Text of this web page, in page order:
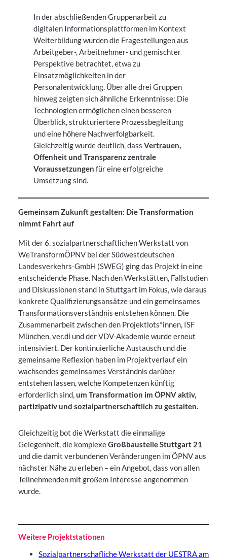
In der abschließenden Gruppenarbeit zu
digitalen Informationsplattformen im Kontext
Weiterbildung wurden die Fragestellungen aus
Arbeitgeber-, Arbeitnehmer- und gemischter
Perspektive betrachtet, etwa zu
Einsatzmöglichkeiten in der
Personalentwicklung. Über alle drei Gruppen
hinweg zeigten sich ähnliche Erkenntnisse: Die
Technologien ermöglichen einen besseren
Überblick, strukturiertere Prozessbegleitung
und eine höhere Nachverfolgbarkeit.
Gleichzeitig wurde deutlich, dassVertrauen,
Offenheit und Transparenz zentrale
Voraussetzungenfür eine erfolgreiche
Umsetzung sind.
Gemeinsam Zukunft gestalten: Die Transformation
nimmt Fahrt auf
Mit der 6. sozialpartnerschaftlichen Werkstatt von
WeTransformÖPNV bei der Südwestdeutschen
Landesverkehrs-GmbH (SWEG) ging das Projekt in eine
entscheidende Phase. Nach den Werkstätten, Fallstudien
und Diskussionen stand in Stuttgart im Fokus, wie daraus
konkrete Qualifizierungsansätze und ein gemeinsames
Transformationsverständnis entstehen können. Die
Zusammenarbeit zwischen den Projektlots*innen, ISF
München, ver.di und der VDV-Akademie wurde erneut
intensiviert. Der kontinuierliche Austausch und die
gemeinsame Reflexion haben im Projektverlauf ein
wachsendes gemeinsames Verständnis darüber
entstehen lassen, welche Kompetenzen künftig
erforderlich sind,um Transformation im ÖPNV aktiv,
partizipativ und sozialpartnerschaftlich zu gestalten.